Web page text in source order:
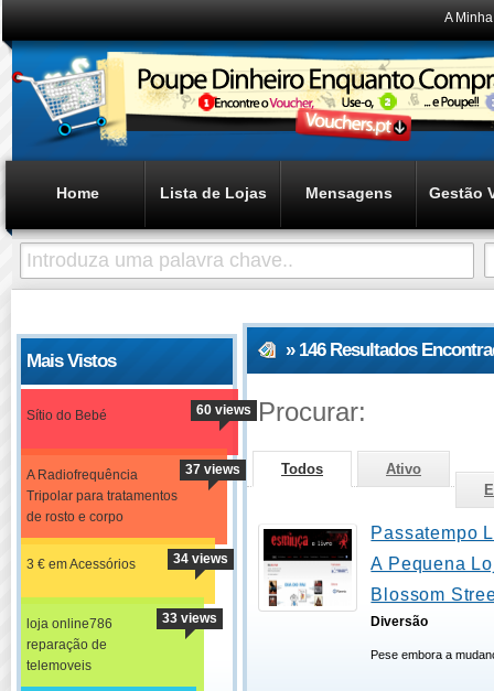
A
Home Lista de Lojas Mensagens Gestão
Mais Vistos
Sítio do Bebé 60 views
A Radiofrequência
Tripolar para tratamentos
de rosto e corpo
37 views
3 € em Acessórios 34 views
loja online786
reparação de
telemoveis
33 views
» 146 Resultados
Procurar:
Todos
Ativo
Passatempo
A Pequena
Blossom
Diversão
Pese embora a